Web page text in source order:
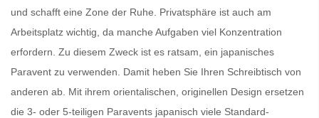
und schafft eine Zone der Ruhe. Privatsphäre ist auch am
Arbeitsplatz wichtig, da manche Aufgaben viel Konzentration
erfordern. Zu diesem Zweck ist es ratsam, ein japanisches
Paravent zu verwenden. Damit heben Sie Ihren Schreibtisch von
anderen ab. Mit ihrem orientalischen, originellen Design ersetzen
die 3- oder 5-teiligen Paravents japanisch viele Standard-